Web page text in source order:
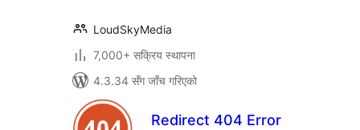
LoudSkyMedia
7,000+ सक्रिय स्थापना
4.3.34 सँग जाँच गरिएको
Redirect 404 Error